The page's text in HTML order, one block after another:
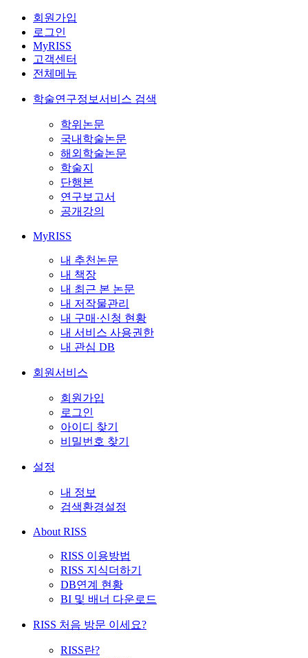
회원가입
로그인
MyRISS
고객센터
전체메뉴
학술연구정보서비스 검색
학위논문
국내학술논문
해외학술논문
학술지
단행본
연구보고서
공개강의
MyRISS
내 추천논문
내 책장
내 최근 본 논문
내 저작물관리
내 구매·신청 현황
내 서비스 사용권한
내 관심 DB
회원서비스
회원가입
로그인
아이디 찾기
비밀번호 찾기
설정
내 정보
검색환경설정
About RISS
RISS 이용방법
RISS 지식더하기
DB연계 현황
BI 및 배너 다운로드
RISS 처음 방문 이세요?
RISS란?